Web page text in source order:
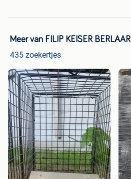
Meer van FILIP KEISER BERLAAR
435 zoekertjes